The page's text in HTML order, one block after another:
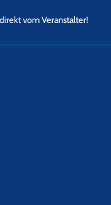
vom Veranstalter!